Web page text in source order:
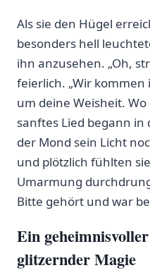
Als sie den Hügel
besonders hell
ihn anzusehen.⁢ „Oh,
feierlich. ⁣„Wir
um deine Weisheit. Wo
sanftes Lied begann in
‍der Mond sein Licht
‍und plötzlich fühlten
Umarmung
‍Bitte​ gehört ⁤und war
Ein
glitzernder Magie